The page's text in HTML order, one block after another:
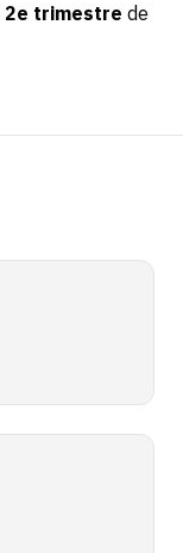
2e trimestre de